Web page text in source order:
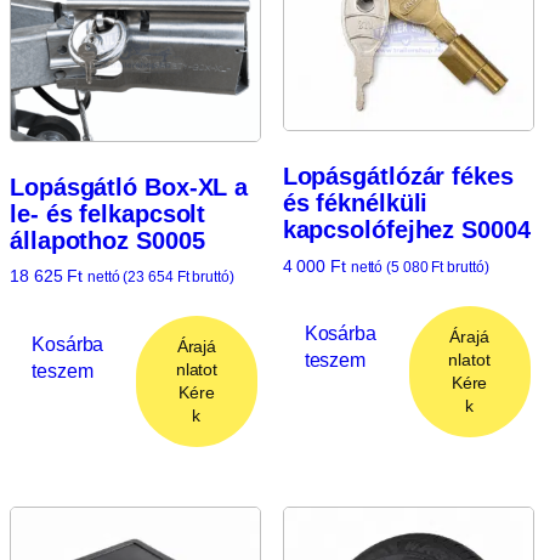
Lopásgátló Box-XL a
le- és felkapcsolt
állapothoz S0005
18 625 Ft nettó (23 654 Ftbruttó)
Kosárba
teszem
Árajá
nlatot
Kére
k
Lopásgátlózár fékes
és féknélküli
kapcsolófejhez S0004
4 000 Ft nettó (5 080 Ftbruttó)
Kosárba
teszem
Árajá
nlatot
Kére
k